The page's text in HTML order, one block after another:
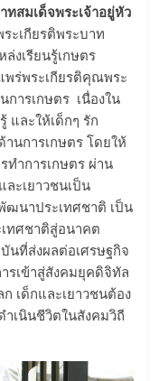
สมเด็จพระเจ้าอยู่หัว
ะเกียรติพระบาท
รียนรู้เกษตร
พร่พระเกียรติคุณพระ
ารเกษตร เนื่องใน
และให้เด็กๆ รัก
นการเกษตร โดยให้
ทำการเกษตร ผ่าน
ละเยาวชนเป็น
นาประเทศชาติ เป็น
ทศชาติสู่อนาคต
นที่ส่งผลต่อเศรษฐกิจ
รเข้าสู่สังคมยุคดิจิทัล
เด็กและเยาวชนต้อง
เนินชีวิตในสังคมวิถี